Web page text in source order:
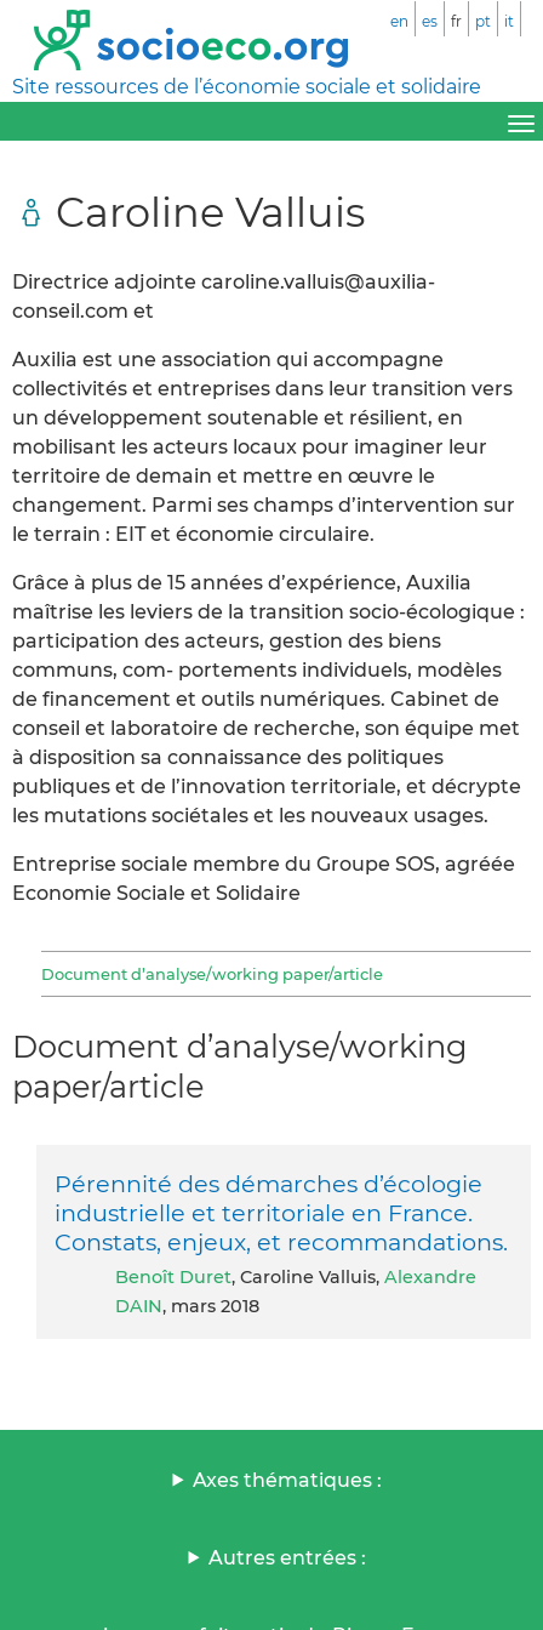
Site ressources de l’économie sociale et solidaire
en es fr pt it
Caroline Valluis
Directrice adjointe caroline.valluis@auxilia-
conseil.com et
Auxilia est une association qui accompagne
collectivités et entreprises dans leur transition vers
un développement soutenable et résilient, en
mobilisant les acteurs locaux pour imaginer leur
territoire de demain et mettre en œuvre le
changement. Parmi ses champs d’intervention sur
le terrain : EIT et économie circulaire.
Grâce à plus de 15 années d’expérience, Auxilia
maîtrise les leviers de la transition socio-écologique :
participation des acteurs, gestion des biens
communs, com- portements individuels, modèles
de financement et outils numériques. Cabinet de
conseil et laboratoire de recherche, son équipe met
à disposition sa connaissance des politiques
publiques et de l’innovation territoriale, et décrypte
les mutations sociétales et les nouveaux usages.
Entreprise sociale membre du Groupe SOS, agréée
Economie Sociale et Solidaire
Document d’analyse/working paper/article
Document d’analyse/working
paper/article
Pérennité des démarches d’écologie
industrielle et territoriale en France.
Constats, enjeux, et recommandations.
Benoît Duret, Caroline Valluis, Alexandre
DAIN, mars 2018
Axes thématiques :
Autres entrées :